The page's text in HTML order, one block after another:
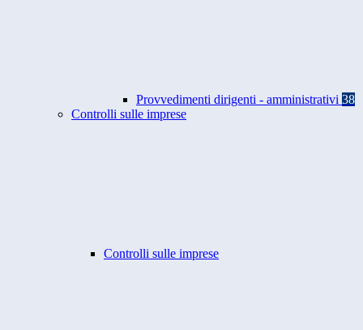
Provvedimenti dirigenti - amministrativi 38
Controlli sulle imprese
Controlli sulle imprese